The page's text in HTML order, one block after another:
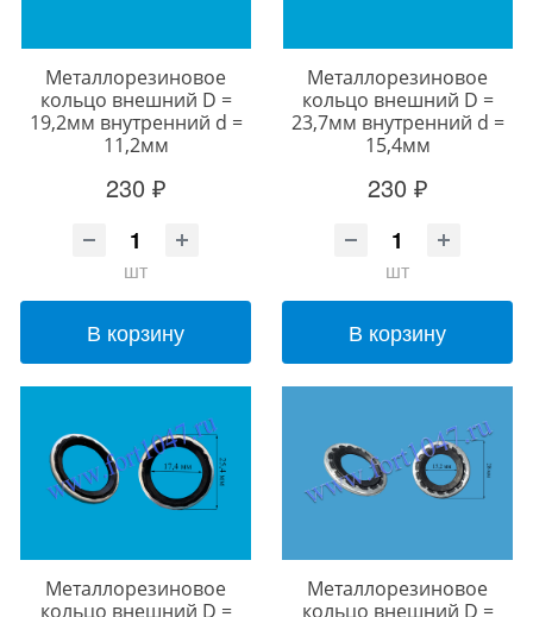
Металлорезиновое
кольцо внешний D =
19,2мм внутренний d =
11,2мм
230 ₽
шт
В корзину
Металлорезиновое
кольцо внешний D =
23,7мм внутренний d =
15,4мм
230 ₽
шт
В корзину
Металлорезиновое
кольцо внешний D =
Металлорезиновое
кольцо внешний D =